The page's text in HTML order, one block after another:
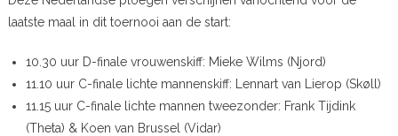
laatste maal in dit toernooi aan de start:
10.30 uur D-finale vrouwenskiff: Mieke Wilms (Njord)
11.10 uur C-finale lichte mannenskiff: Lennart van Lierop (Skøll)
11.15 uur C-finale lichte mannen tweezonder: Frank Tijdink
(Theta) & Koen van Brussel (Vidar)